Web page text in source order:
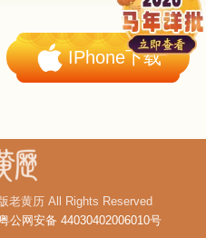
IPhone下载
老黄历 All Rights Reserved
公网安备 44030402006010号